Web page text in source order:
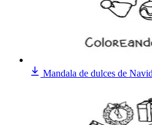
Mandala de dulces de